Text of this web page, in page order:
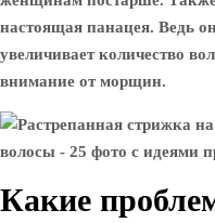
настоящая панацея. Ведь
увеличивает количество
внимание от морщин.
Какие